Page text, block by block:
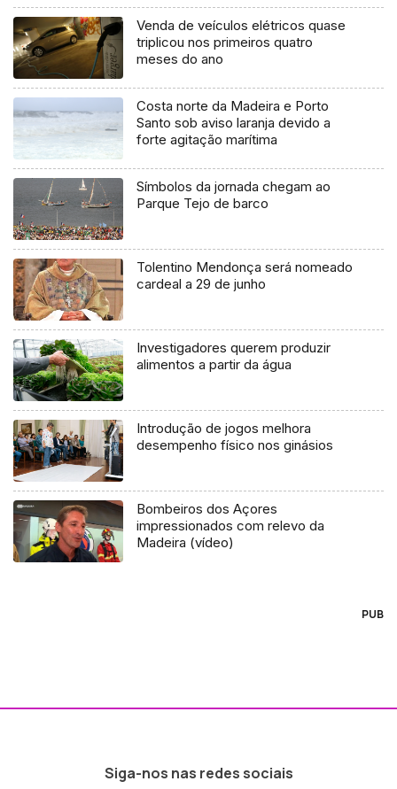
Venda de veículos elétricos quase
triplicou nos primeiros quatro
meses do ano
Costa norte da Madeira e Porto
Santo sob aviso laranja devido a
forte agitação marítima
Símbolos da jornada chegam ao
Parque Tejo de barco
Tolentino Mendonça será nomeado
cardeal a 29 de junho
Investigadores querem produzir
alimentos a partir da água
Introdução de jogos melhora
desempenho físico nos ginásios
Bombeiros dos Açores
impressionados com relevo da
Madeira (vídeo)
PUB
Siga-nos nas redes sociais